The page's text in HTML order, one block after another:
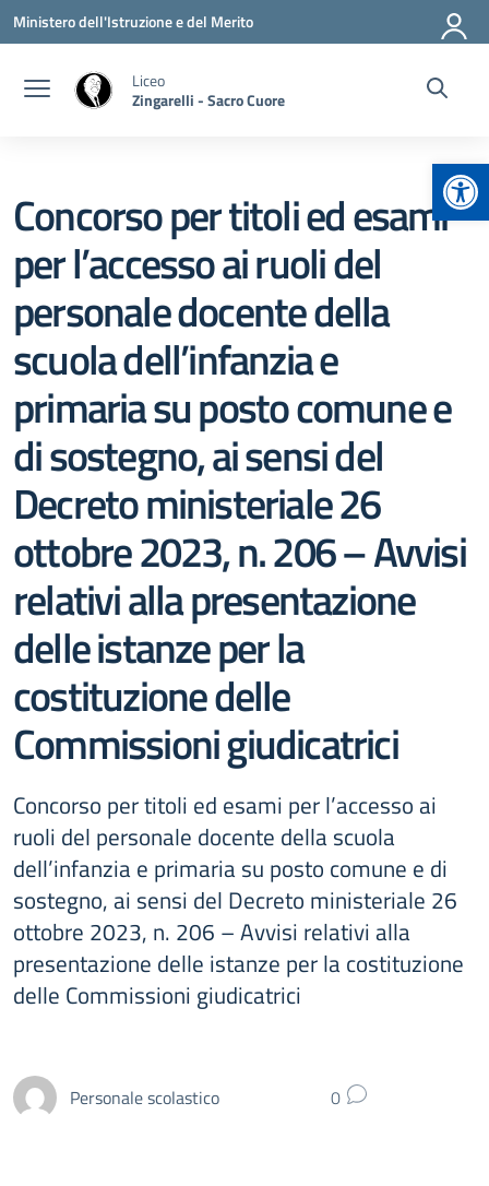
Vai ai contenuti
Vai al menu di navigazione
Vai al footer
Ministero dell'Istruzione e del Merito
Liceo
Zingarelli - Sacro Cuore
Concorso per titoli ed esami
per l’accesso ai ruoli del
personale docente della
scuola dell’infanzia e
primaria su posto comune e
di sostegno, ai sensi del
Decreto ministeriale 26
ottobre 2023, n. 206 – Avvisi
relativi alla presentazione
delle istanze per la
costituzione delle
Commissioni giudicatrici
Concorso per titoli ed esami per l’accesso ai
ruoli del personale docente della scuola
dell’infanzia e primaria su posto comune e di
sostegno, ai sensi del Decreto ministeriale 26
ottobre 2023, n. 206 – Avvisi relativi alla
presentazione delle istanze per la costituzione
delle Commissioni giudicatrici
Personale scolastico 0